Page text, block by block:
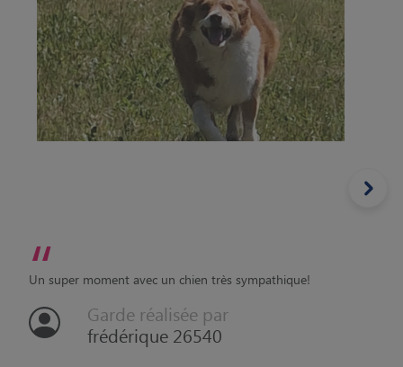
“
Un super moment avec un chien très sympathique!
Garde réalisée par
frédérique 26540